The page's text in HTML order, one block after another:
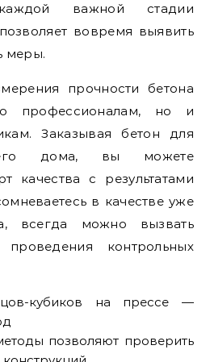
важной стадии
вовремя выявить
меры.
прочности бетона
профессионалам, но и
Заказывая бетон для
дома, вы можете
качества с результатами
в качестве уже
всегда можно вызвать
контрольных
кубиков на прессе —
позволяют проверить